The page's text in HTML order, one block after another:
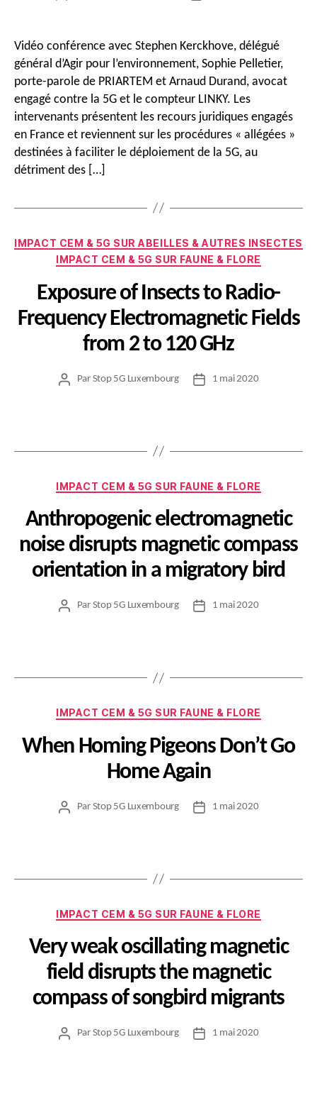
Vidéo conférence avec Stephen Kerckhove, délégué
général d’Agir pour l’environnement, Sophie Pelletier,
porte-parole de PRIARTEM et Arnaud Durand, avocat
engagé contre la 5G et le compteur LINKY. Les
intervenants présentent les recours juridiques engagés
en France et reviennent sur les procédures « allégées »
destinées à faciliter le déploiement de la 5G, au
détriment des […]
Catégories
IMPACT CEM & 5G SUR ABEILLES & AUTRES INSECTES
IMPACT CEM & 5G SUR FAUNE & FLORE
Exposure of Insects to Radio-
Frequency Electromagnetic Fields
from 2 to 120 GHz
Auteur
Par Stop 5G Luxembourg
Date1 mai 2020
Catégories
IMPACT CEM & 5G SUR FAUNE & FLORE
Anthropogenic electromagnetic
noise disrupts magnetic compass
orientation in a migratory bird
Auteur
Par Stop 5G Luxembourg
Date1 mai 2020
Catégories
IMPACT CEM & 5G SUR FAUNE & FLORE
When Homing Pigeons Don’t Go
Home Again
Auteur
Par Stop 5G Luxembourg
Date1 mai 2020
Catégories
IMPACT CEM & 5G SUR FAUNE & FLORE
Very weak oscillating magnetic
field disrupts the magnetic
compass of songbird migrants
Auteur
Par Stop 5G Luxembourg
Date1 mai 2020